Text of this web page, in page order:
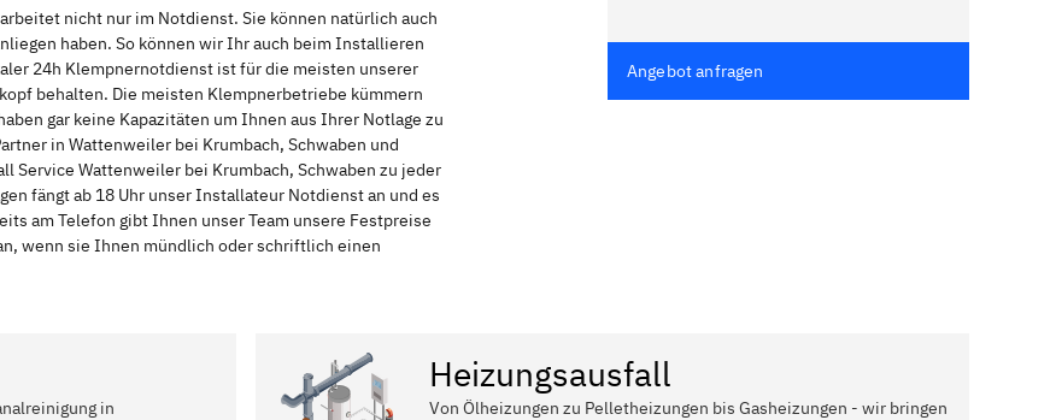
nicht nur im Notdienst. Sie können natürlich auch
haben. So können wir Ihr auch beim Installieren
24h Klempnernotdienst ist für die meisten unserer
behalten. Die meisten Klempnerbetriebe kümmern
gar keine Kapazitäten um Ihnen aus Ihrer Notlage zu
in Wattenweiler bei Krumbach, Schwaben und
Service Wattenweiler bei Krumbach, Schwaben zu jeder
fängt ab 18 Uhr unser Installateur Notdienst an und es
am Telefon gibt Ihnen unser Team unsere Festpreise
wenn sie Ihnen mündlich oder schriftlich einen
Angebot anfragen
in
Heizungsausfall
Von Ölheizungen zu Pelletheizungen bis Gasheizungen - wir bringen